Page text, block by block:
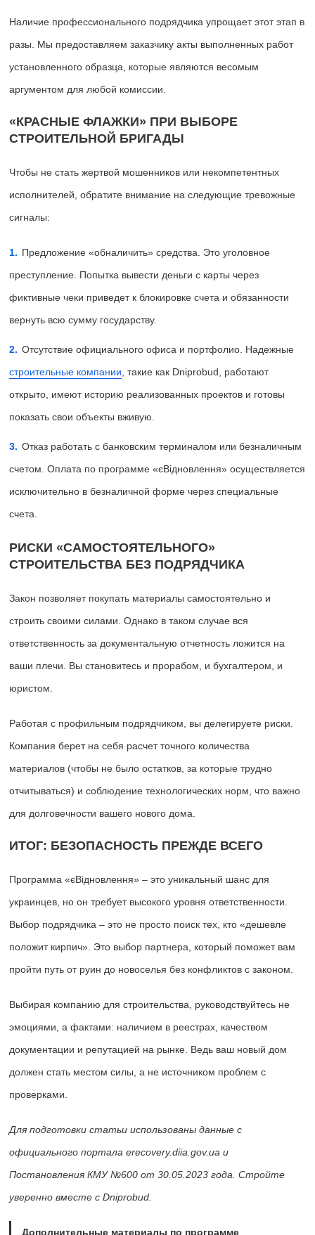
Наличие профессионального подрядчика упрощает этот этап в
разы. Мы предоставляем заказчику акты выполненных работ
установленного образца, которые являются весомым
аргументом для любой комиссии.
«КРАСНЫЕ ФЛАЖКИ» ПРИ ВЫБОРЕ
СТРОИТЕЛЬНОЙ БРИГАДЫ
Чтобы не стать жертвой мошенников или некомпетентных
исполнителей, обратите внимание на следующие тревожные
сигналы:
Предложение «обналичить» средства. Это уголовное
преступление. Попытка вывести деньги с карты через
фиктивные чеки приведет к блокировке счета и обязанности
вернуть всю сумму государству.
Отсутствие официального офиса и портфолио. Надежные
строительные компании , такие как Dniprobud, работают
открыто, имеют историю реализованных проектов и готовы
показать свои объекты вживую.
Отказ работать с банковским терминалом или безналичным
счетом. Оплата по программе «єВідновлення» осуществляется
исключительно в безналичной форме через специальные
счета.
РИСКИ «САМОСТОЯТЕЛЬНОГО»
СТРОИТЕЛЬСТВА БЕЗ ПОДРЯДЧИКА
Закон позволяет покупать материалы самостоятельно и
строить своими силами. Однако в таком случае вся
ответственность за документальную отчетность ложится на
ваши плечи. Вы становитесь и прорабом, и бухгалтером, и
юристом.
Работая с профильным подрядчиком, вы делегируете риски.
Компания берет на себя расчет точного количества
материалов (чтобы не было остатков, за которые трудно
отчитываться) и соблюдение технологических норм, что важно
для долговечности вашего нового дома.
ИТОГ: БЕЗОПАСНОСТЬ ПРЕЖДЕ ВСЕГО
Программа «єВідновлення» – это уникальный шанс для
украинцев, но он требует высокого уровня ответственности.
Выбор подрядчика – это не просто поиск тех, кто «дешевле
положит кирпич». Это выбор партнера, который поможет вам
пройти путь от руин до новоселья без конфликтов с законом.
Выбирая компанию для строительства, руководствуйтесь не
эмоциями, а фактами: наличием в реестрах, качеством
документации и репутацией на рынке. Ведь ваш новый дом
должен стать местом силы, а не источником проблем с
проверками.
Для подготовки статьи использованы данные с
официального портала erecovery.diia.gov.ua и
Постановления КМУ №600 от 30.05.2023 года. Стройте
уверенно вместе с Dniprobud.
Дополнительные материалы по программе